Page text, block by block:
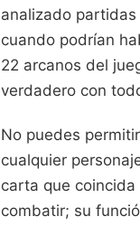
analizado
cuando podrían
22 arcanos del
verdadero con
No puedes
cualquier
carta que
combatir; su